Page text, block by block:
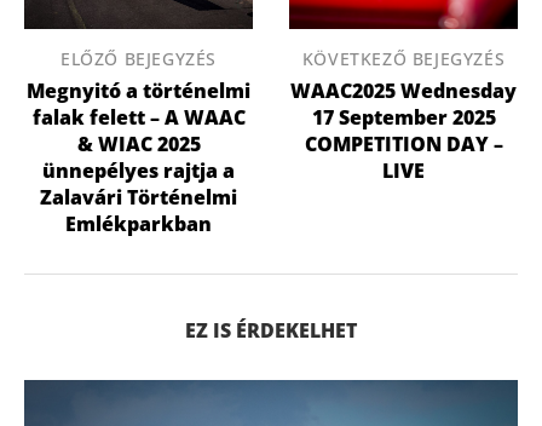
ELŐZŐ BEJEGYZÉS
Megnyitó a történelmi
falak felett – A WAAC
& WIAC 2025
ünnepélyes rajtja a
Zalavári Történelmi
Emlékparkban
KÖVETKEZŐ BEJEGYZÉS
WAAC2025 Wednesday
17 September 2025
COMPETITION DAY –
LIVE
EZ IS ÉRDEKELHET